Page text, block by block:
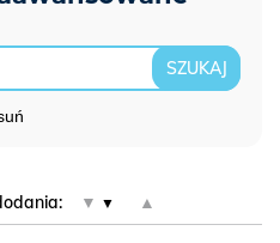
▼ ▲